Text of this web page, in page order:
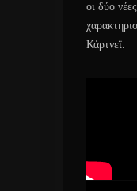
οι δύο
Κάρτνεϊ.